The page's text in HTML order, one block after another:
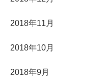
2018年11月
2018年10月
2018年9月